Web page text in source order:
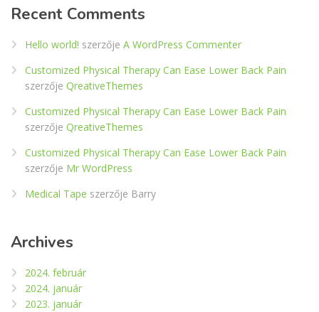
Recent Comments
Hello world! szerzője A WordPress Commenter
Customized Physical Therapy Can Ease Lower Back Pain
szerzője QreativeThemes
Customized Physical Therapy Can Ease Lower Back Pain
szerzője QreativeThemes
Customized Physical Therapy Can Ease Lower Back Pain
szerzője Mr WordPress
Medical Tape szerzője Barry
Archives
2024. február
2024. január
2023. január